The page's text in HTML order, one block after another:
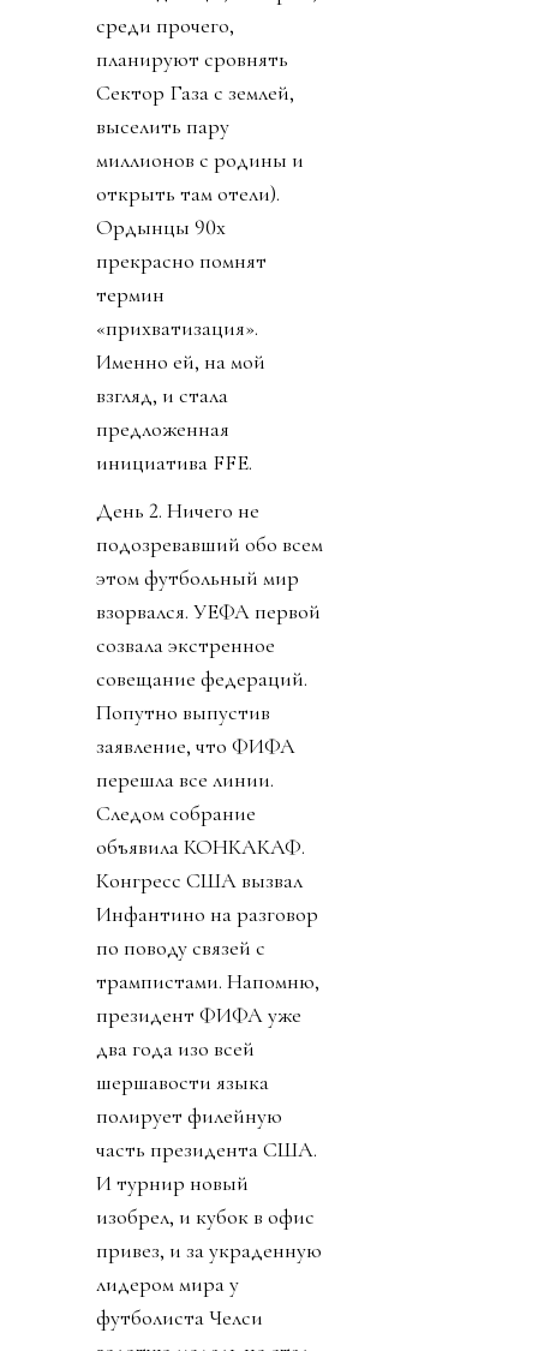
среди прочего,
планируют сровнять
Сектор Газа с землей,
выселить пару
миллионов с родины и
открыть там отели).
Ордынцы 90х
прекрасно помнят
термин
«прихватизация».
Именно ей, на мой
взгляд, и стала
предложенная
инициатива FFE.
День 2. Ничего не
подозревавший обо всем
этом футбольный мир
взорвался. УЕФА первой
созвала экстренное
совещание федераций.
Попутно выпустив
заявление, что ФИФА
перешла все линии.
Следом собрание
объявила КОНКАКАФ.
Конгресс США вызвал
Инфантино на разговор
по поводу связей с
трампистами. Напомню,
президент ФИФА уже
два года изо всей
шершавости языка
полирует филейную
часть президента США.
И турнир новый
изобрел, и кубок в офис
привез, и за украденную
лидером мира у
футболиста Челси